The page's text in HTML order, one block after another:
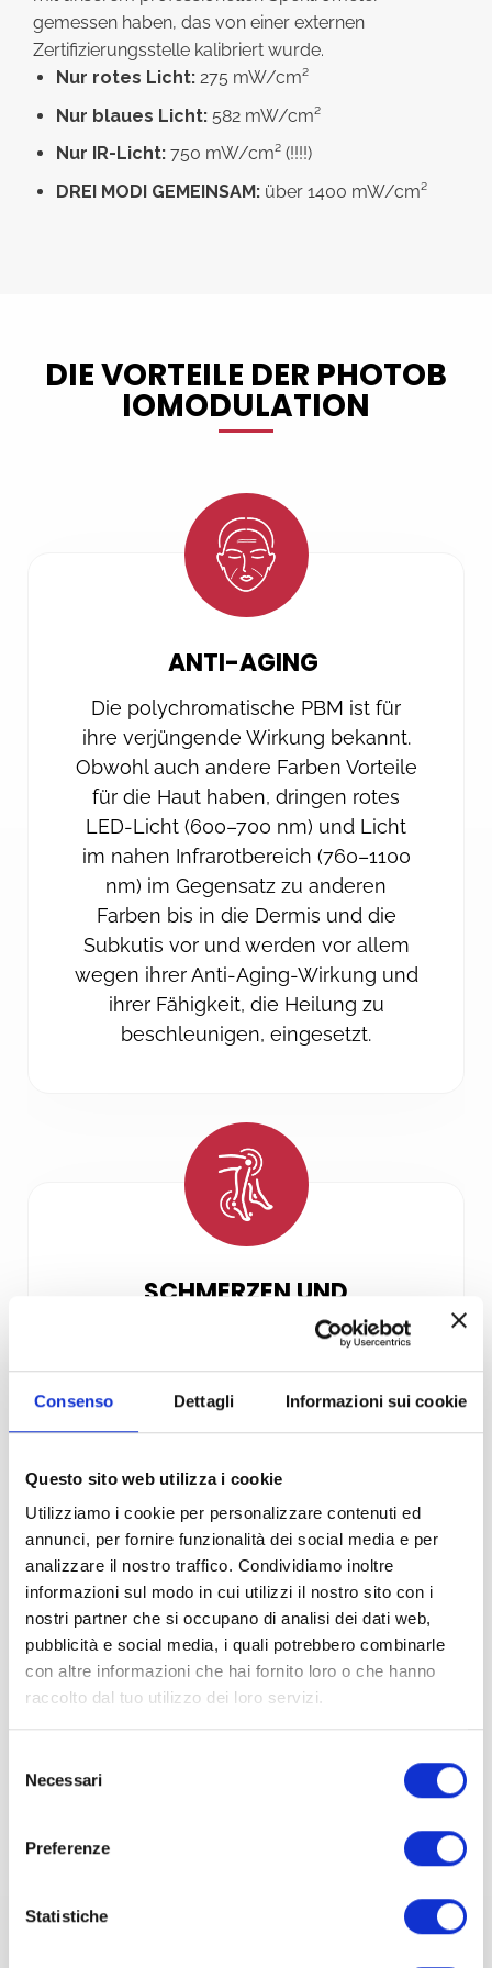
Consenso Dettagli Informazioni sui cookie
Questo sito web utilizza i cookie
Utilizziamo i cookie per personalizzare contenuti ed
annunci, per fornire funzionalità dei social media e per
analizzare il nostro traffico. Condividiamo inoltre
informazioni sul modo in cui utilizzi il nostro sito con i
nostri partner che si occupano di analisi dei dati web,
pubblicità e social media, i quali potrebbero combinarle
con altre informazioni che hai fornito loro o che hanno
raccolto dal tuo utilizzo dei loro servizi.
delNecessari
Preferenze
Statistiche
gemessen haben, das von einer externen
Zertifizierungsstelle kalibriert wurde.
Nur rotes Licht:275 mW/cm²
Nur blaues Licht:582 mW/cm²
Nur IR-Licht:750 mW/cm² (!!!!)
DREI MODI GEMEINSAM:über 1400 mW/cm²
DIE VORTEILE DER PHOTOB
IOMODULATION
ANTI-AGING
Die polychromatische PBM ist für
ihre verjüngende Wirkung bekannt.
Obwohl auch andere Farben Vorteile
für die Haut haben, dringen rotes
LED-Licht (600–700 nm) und Licht
im nahen Infrarotbereich (760–1100
nm) im Gegensatz zu anderen
Farben bis in die Dermis und die
Subkutis vor und werden vor allem
wegen ihrer Anti-Aging-Wirkung und
ihrer Fähigkeit, die Heilung zu
beschleunigen, eingesetzt.
SCHMERZEN UND
ENTZÜNDUNGEN
wird erfolgreich bei der Behandlung
eingesetzt. Beispiele für akute und
chronische Beschwerden sind:
Verstauchungen, Zahnschmerzen,
Lippenherpes, Migräne, zervikale
Kopfschmerzen, Rückenschmerzen,
Muskelüberlastung und Schmerzen
an den Nervenwurzeln wie Ischias.